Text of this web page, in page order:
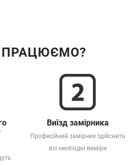
Виїзд замірника
Професійний замірник здійснить
всі необхідні виміри